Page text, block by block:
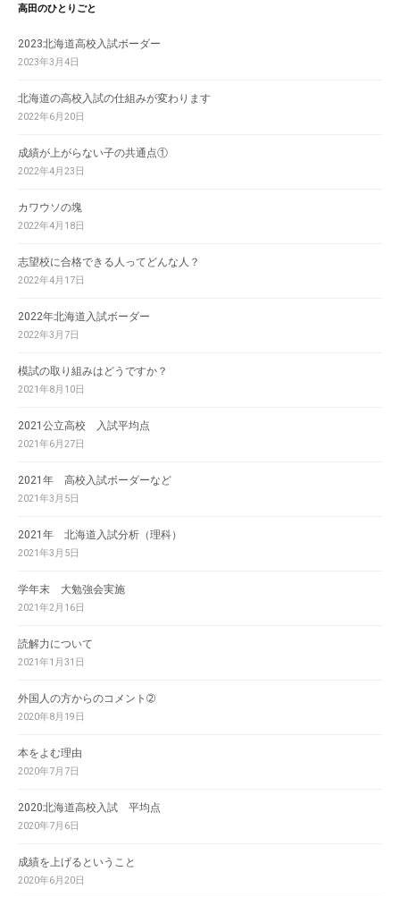
高田のひとりごと
2023北海道高校入試ボーダー
2023年3月4日
北海道の高校入試の仕組みが変わります
2022年6月20日
成績が上がらない子の共通点①
2022年4月23日
カワウソの塊
2022年4月18日
志望校に合格できる人ってどんな人？
2022年4月17日
2022年北海道入試ボーダー
2022年3月7日
模試の取り組みはどうですか？
2021年8月10日
2021公立高校 入試平均点
2021年6月27日
2021年 高校入試ボーダーなど
2021年3月5日
2021年 北海道入試分析（理科）
2021年3月5日
学年末 大勉強会実施
2021年2月16日
読解力について
2021年1月31日
外国人の方からのコメント➁
2020年8月19日
本をよむ理由
2020年7月7日
2020北海道高校入試 平均点
2020年7月6日
成績を上げるということ
2020年6月20日